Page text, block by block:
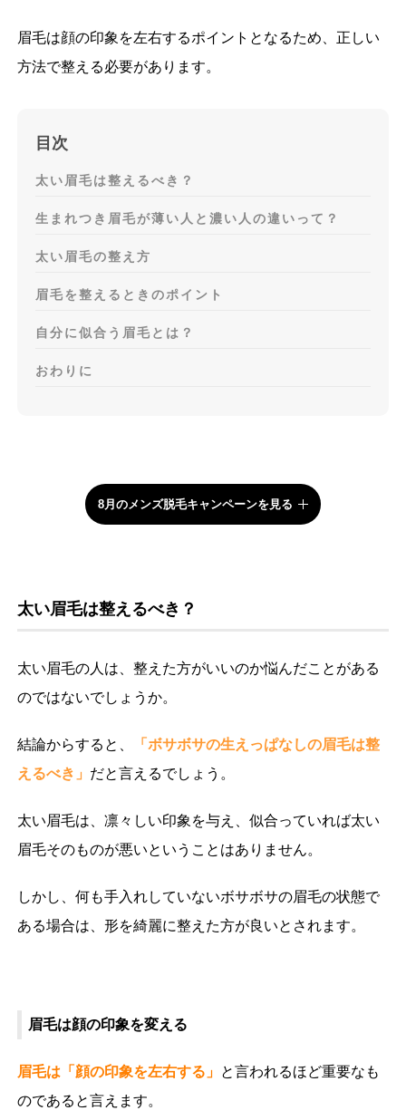
眉毛は顔の印象を左右するポイントとなるため、正しい
方法で整える必要があります。
目次
太い眉毛は整えるべき？
生まれつき眉毛が薄い人と濃い人の違いって？
太い眉毛の整え方
眉毛を整えるときのポイント
自分に似合う眉毛とは？
おわりに
8月のメンズ脱毛キャンペーンを見る
太い眉毛は整えるべき？
太い眉毛の人は、整えた方がいいのか悩んだことがある
のではないでしょうか。
結論からすると、
「ボサボサの生えっぱなしの眉毛は整
えるべき」 だと言えるでしょう。
太い眉毛は、凛々しい印象を与え、似合っていれば太い
眉毛そのものが悪いということはありません。
しかし、何も手入れしていないボサボサの眉毛の状態で
ある場合は、形を綺麗に整えた方が良いとされます。
眉毛は顔の印象を変える
眉毛は「顔の印象を左右する」 と言われるほど重要なも
のであると言えます。